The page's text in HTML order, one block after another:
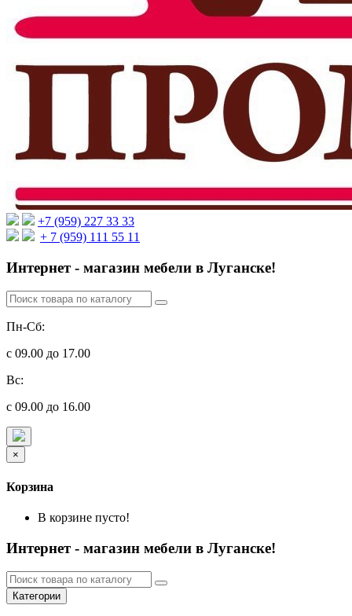
+7 (959) 227 33 33
+ 7 (959) 111 55 11
Интернет - магазин мебели в Луганске!
Пн-Сб:
с 09.00 до 17.00
Вс:
с 09.00 до 16.00
×
Корзина
В корзине пусто!
Интернет - магазин мебели в Луганске!
Категории